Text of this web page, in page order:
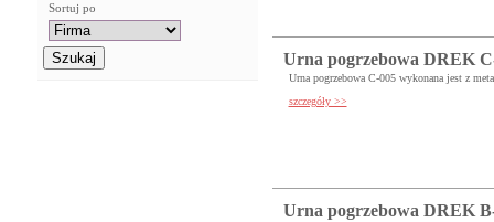
Sortuj po
Urna pogrzebowa DREK
Urna pogrzebowa C-005 wykonana jest z
szczegóły >>
Urna pogrzebowa DREK